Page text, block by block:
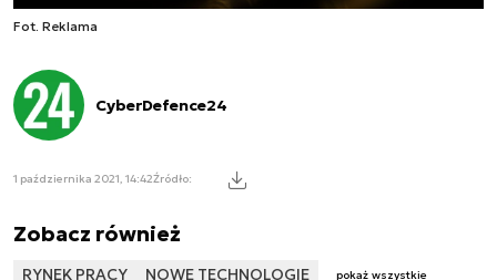
Fot. Reklama
CyberDefence24
1 października 2021, 14:42Źródło:
Zobacz również
RYNEK PRACY NOWE TECHNOLOGIE pokaż wszystkie